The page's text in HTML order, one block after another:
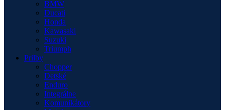
BMW
Ducati
Honda
Kawasaki
Suzuki
Triumph
Prilby
Chopper
Detské
Enduro
Integrálne
Komunikátory